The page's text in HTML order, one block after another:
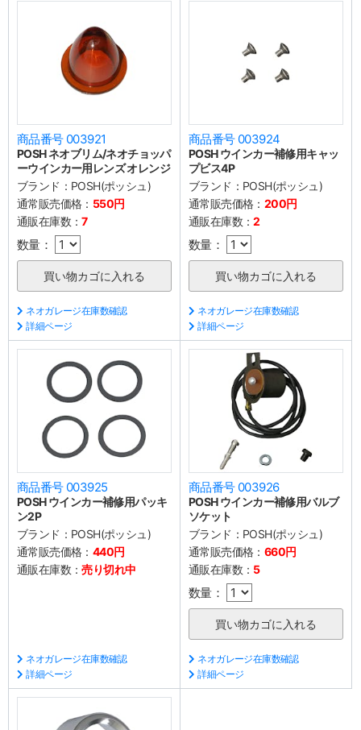
商品番号 003921
POSH ネオブリム/ネオチョッパ
ーウインカー用レンズ オレンジ
ブランド： POSH(ポッシュ)
通常販売価格： 550円
通販在庫数：7
数量：
ネオガレージ在庫数確認
詳細ページ
商品番号 003924
POSH ウインカー補修用キャッ
プビス4P
ブランド： POSH(ポッシュ)
通常販売価格： 200円
通販在庫数：2
数量：
ネオガレージ在庫数確認
詳細ページ
商品番号 003925
POSH ウインカー補修用パッキ
ン2P
ブランド： POSH(ポッシュ)
通常販売価格： 440円
通販在庫数：売り切れ中
ネオガレージ在庫数確認
詳細ページ
商品番号 003926
POSH ウインカー補修用バルブ
ソケット
ブランド： POSH(ポッシュ)
通常販売価格： 660円
通販在庫数： 5
数量：
ネオガレージ在庫数確認
詳細ページ